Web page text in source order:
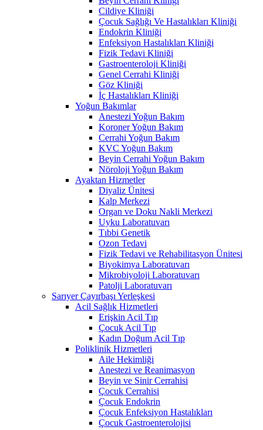
Cildiye Kliniği
Çocuk Sağlığı Ve Hastalıkları Kliniği
Endokrin Kliniği
Enfeksiyon Hastalıkları Kliniği
Fizik Tedavi Kliniği
Gastroenteroloji Kliniği
Genel Cerrahi Kliniği
Göz Kliniği
İç Hastalıkları Kliniği
Yoğun Bakımlar
Anestezi Yoğun Bakım
Koroner Yoğun Bakım
Cerrahi Yoğun Bakım
KVC Yoğun Bakım
Beyin Cerrahi Yoğun Bakım
Nöroloji Yoğun Bakım
Ayaktan Hizmetler
Diyaliz Ünitesi
Kalp Merkezi
Organ ve Doku Nakli Merkezi
Uyku Laboratuvarı
Tıbbi Genetik
Ozon Tedavi
Fizik Tedavi ve Rehabilitasyon Ünitesi
Biyokimya Laboratuvarı
Mikrobiyoloji Laboratuvarı
Patolji Laboratuvarı
Sarıyer Çayırbaşı Yerleşkesi
Acil Sağlık Hizmetleri
Erişkin Acil Tıp
Çocuk Acil Tıp
Kadın Doğum Acil Tıp
Poliklinik Hizmetleri
Aile Hekimliği
Anestezi ve Reanimasyon
Beyin ve Sinir Cerrahisi
Çocuk Cerrahisi
Çocuk Endokrin
Çocuk Enfeksiyon Hastalıkları
Çocuk Gastroenterolojisi